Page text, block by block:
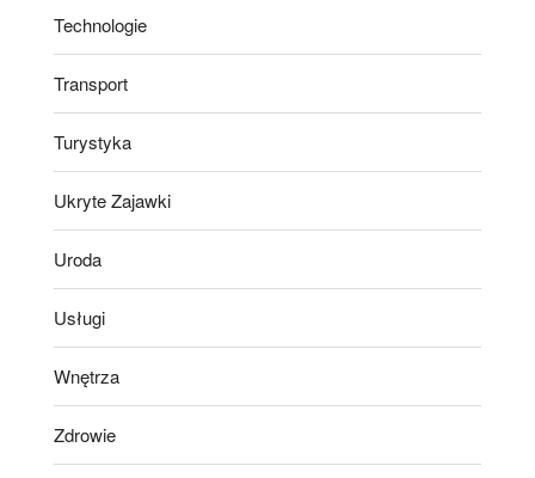
Technologie
Transport
Turystyka
Ukryte Zajawki
Uroda
Usługi
Wnętrza
Zdrowie